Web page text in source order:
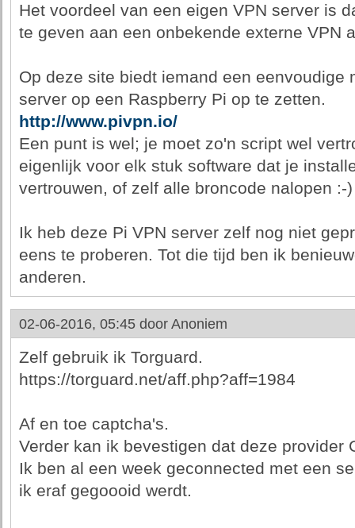
Het voordeel van een eigen VPN server is
te geven aan een onbekende externe VPN
Op deze site biedt iemand een eenvoudige
server op een Raspberry Pi op te zetten.
http://www.pivpn.io/
Een punt is wel; je moet zo'n script wel
eigenlijk voor elk stuk software dat je
vertrouwen, of zelf alle broncode nalopen :-)
Ik heb deze Pi VPN server zelf nog niet
eens te proberen. Tot die tijd ben ik
anderen.
02-06-2016, 05:45 door Anoniem
Zelf gebruik ik Torguard.
https://torguard.net/aff.php?aff=1984
Af en toe captcha's.
Verder kan ik bevestigen dat deze provider
Ik ben al een week geconnected met een
ik eraf gegoooid werdt.